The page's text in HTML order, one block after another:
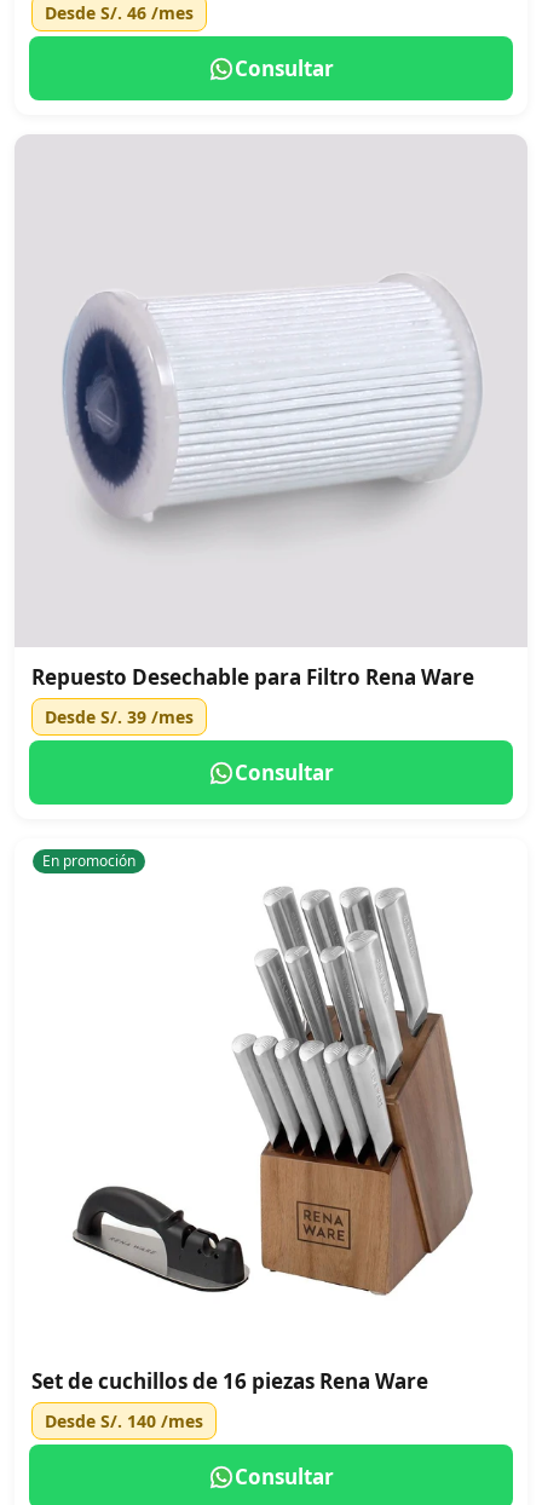
Desde S/. 46 /mes
Consultar
Repuesto Desechable para Filtro Rena Ware
Desde S/. 39 /mes
Consultar
En promoción
Set de cuchillos de 16 piezas Rena Ware
Desde S/. 140 /mes
Consultar